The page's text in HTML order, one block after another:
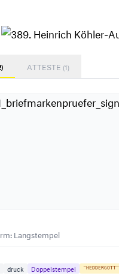
ATTESTE (1)
Langstempel
druck Doppelstempel "HEDDERGOTT"